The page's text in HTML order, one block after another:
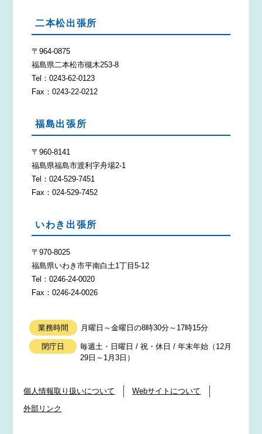
二本松出張所
〒964-0875
福島県二本松市槻木253-8
Tel：0243-62-0123
Fax：0243-22-0212
福島出張所
〒960-8141
福島県福島市渡利字舟場2-1
Tel：024-529-7451
Fax：024-529-7452
いわき出張所
〒970-8025
福島県いわき市平南白土1丁目5-12
Tel：0246-24-0020
Fax：0246-24-0026
業務時間 月曜日～金曜日の8時30分～17時15分
閉庁日
毎週土・日曜日 / 祝・休日 / 年末年始（12月
29日～1月3日）
個人情報取り扱いについて
Webサイトについて
外部リンク